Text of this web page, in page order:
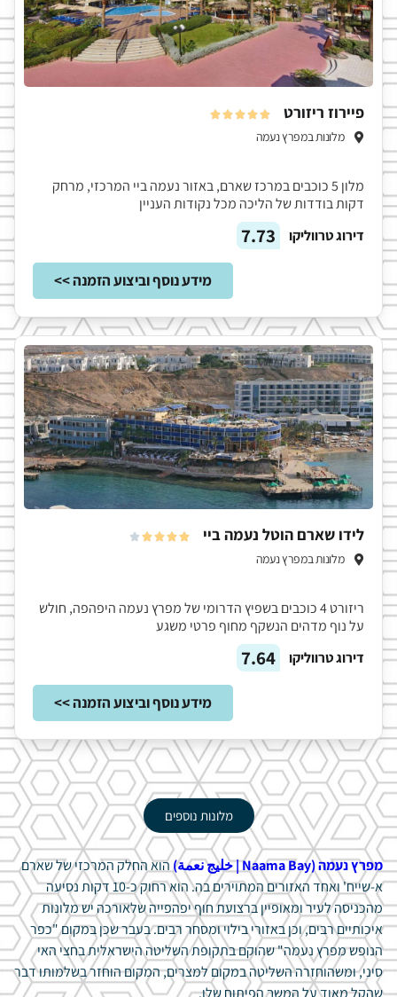
פיירוז ריזורט 




מלונות במפרץ נעמה
מלון 5 כוכבים במרכז שארם, באזור נעמה ביי המרכזי, מרחק
דקות בודדות של הליכה מכל נקודות העניין
דירוג טרווליקו
7.73
מידע נוסף וביצוע הזמנה >>
לידו שארם הוטל נעמה ביי 




מלונות במפרץ נעמה
ריזורט 4 כוכבים בשפיץ הדרומי של מפרץ נעמה היפהפה, חולש
על נוף מדהים הנשקף מחוף פרטי משגע
דירוג טרווליקו
7.64
מידע נוסף וביצוע הזמנה >>
מלונות נוספים
מפרץ נעמה (Naama Bay | خليج نعمة)הוא החלק המרכזי של שארם
א-שייח' ואחד האזורים המתוירים בה. הוא רחוק כ-10 דקות נסיעה
מהכניסה לעיר ומאופיין ברצועת חוף יפהפייה שלאורכה יש מלונות
איכותיים רבים, וכן באזורי בילוי ומסחר רבים. בעבר שכן במקום "כפר
הנופש מפרץ נעמה" שהוקם בתקופת השליטה הישראלית בחצי האי
סיני, ומשהוחזרה השליטה במקום למצרים, המקום הוחזר בשלמותו דבר